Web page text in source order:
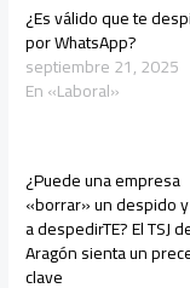
¿Es válido que te
por WhatsApp?
septiembre 21, 2025
En «Laboral»
¿Puede una empresa
«borrar» un despido
a despedirTE? El TSJ
Aragón sienta un
clave